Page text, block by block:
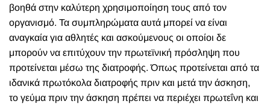
βοηθά στην καλύτερη χρησιμοποίηση τους από τον
οργανισμό. Τα συμπληρώματα αυτά μπορεί να είναι
αναγκαία για αθλητές και ασκούμενους οι οποίοι δε
μπορούν να επιτύχουν την πρωτεϊνική πρόσληψη που
προτείνεται μέσω της διατροφής. Όπως προτείνεται από τα
ιδανικά πρωτόκολα διατροφής πριν και μετά την άσκηση,
το γεύμα πριν την άσκηση πρέπει να περιέχει πρωτεΐνη και